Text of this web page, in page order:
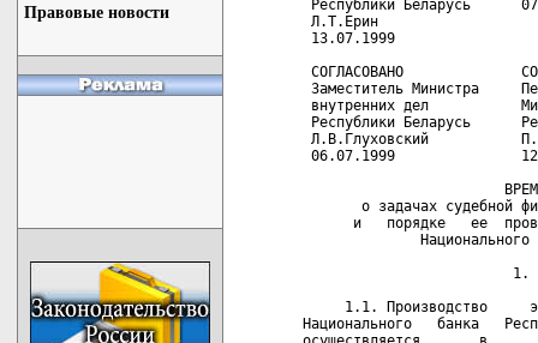
Правовые новости